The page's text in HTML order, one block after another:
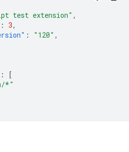
test extension" ,
: 3,
: "120" ,
:
[
*"